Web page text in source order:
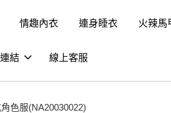
情趣內衣 連身睡衣 火辣馬
結 線上客服
色服(NA20030022)